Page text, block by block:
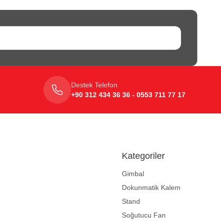
Destek Telefon
+90 312 434 36 36 - 0553 711 77 17
Kategoriler
Gimbal
Dokunmatik Kalem
Stand
Soğutucu Fan